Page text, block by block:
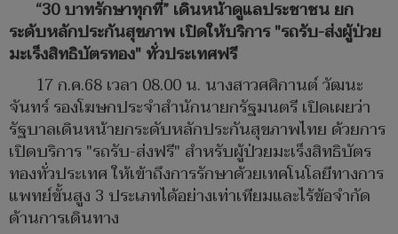
“30 บาทรักษาทุกที่” เดินหน้าดูแลประชาชน ยก
ระดับหลักประกันสุขภาพ เปิดให้บริการ "รถรับ-ส่งผู้ป่วย
มะเร็งสิทธิบัตรทอง" ทั่วประเทศฟรี
17 ก.ค.68 เวลา 08.00 น. นางสาวศศิกานต์ วัฒนะ
จันทร์ รองโฆษกประจำสำนักนายกรัฐมนตรี เปิดเผยว่า
รัฐบาลเดินหน้ายกระดับหลักประกันสุขภาพไทย ด้วยการ
เปิดบริการ "รถรับ-ส่งฟรี" สำหรับผู้ป่วยมะเร็งสิทธิบัตร
ทองทั่วประเทศ ให้เข้าถึงการรักษาด้วยเทคโนโลยีทางการ
แพทย์ขั้นสูง 3 ประเภทได้อย่างเท่าเทียมและไร้ข้อจำกัด
ด้านการเดินทาง